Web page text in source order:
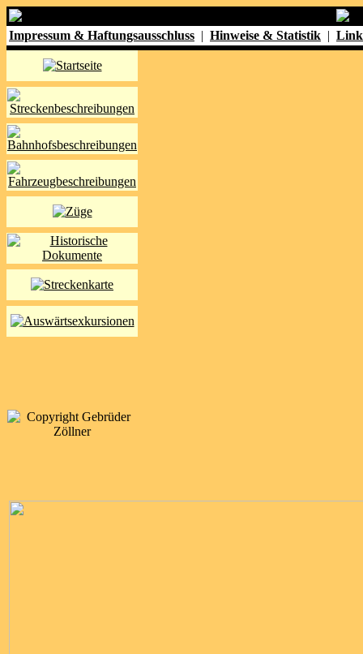
Impressum & Haftungsausschluss | Hinweise & Statistik |